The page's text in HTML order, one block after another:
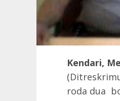
Kendari,
roda dua